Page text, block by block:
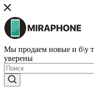
Мы продаем новые и б\у
уверены